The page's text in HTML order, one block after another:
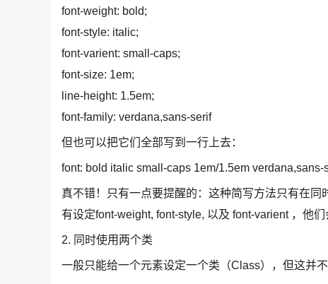
font-weight: bold;
font-style: italic;
font-varient: small-caps;
font-size: 1em;
line-height: 1.5em;
font-family: verdana,sans-serif
但也可以把它们全部写到一行上去：
font: bold italic small-caps 1em/1.5em verdana,sans-
真不错！只有一点要提醒的：这种简写方法只有在
有设定font-weight, font-style, 以及 font-varient ，他们
2. 同时使用两个类
一般只能给一个元素设定一个类（Class），但这并